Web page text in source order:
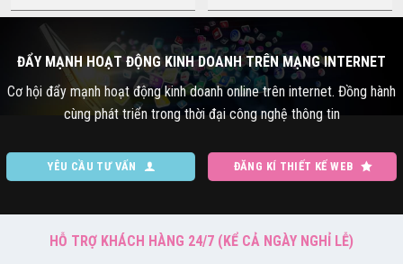
ĐẨY MẠNH HOẠT ĐỘNG KINH DOANH TRÊN MẠNG INTERNET
Cơ hội đẩy mạnh hoạt động kinh doanh online trên internet. Đồng hành
cùng phát triển trong thời đại công nghệ thông tin
YÊU CẦU TƯ VẤN ĐĂNG KÍ THIẾT KẾ WEB
HỖ TRỢ KHÁCH HÀNG 24/7 (KỂ CẢ NGÀY NGHỈ LỄ)